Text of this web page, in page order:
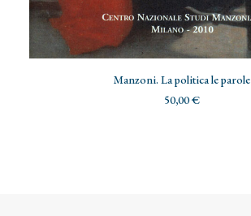
AGGIUNGI AL CARRELLO
Manzoni. La politica le parole
50,00€